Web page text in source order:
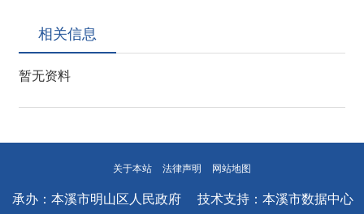
相关信息
暂无资料
关于本站 法律声明 网站地图
承办：本溪市明山区人民政府 技术支持：本溪市数据中心